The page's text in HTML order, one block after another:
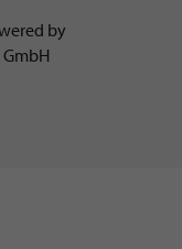
by
GmbH